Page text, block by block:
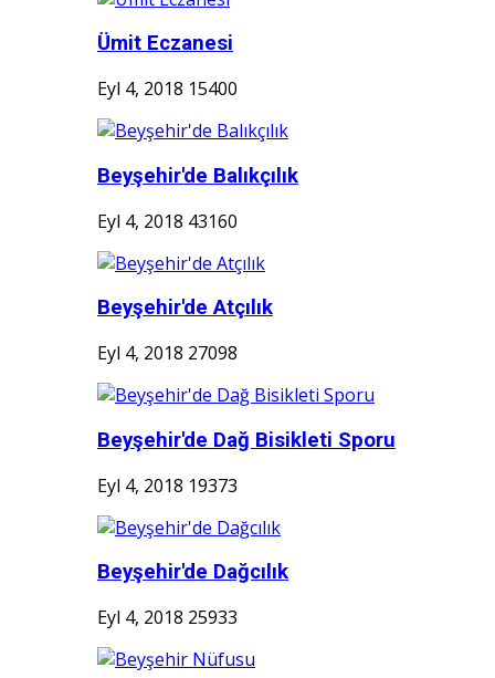
Ümit Eczanesi
Eyl 4, 2018 15400
Beyşehir'de Balıkçılık
Eyl 4, 2018 43160
Beyşehir'de Atçılık
Eyl 4, 2018 27098
Beyşehir'de Dağ Bisikleti Sporu
Eyl 4, 2018 19373
Beyşehir'de Dağcılık
Eyl 4, 2018 25933